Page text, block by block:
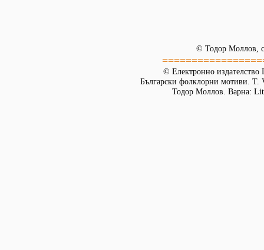
© Тодор Моллов,
© Електронно издателство
Български фолклорни мотиви.
Тодор Моллов. Варна: